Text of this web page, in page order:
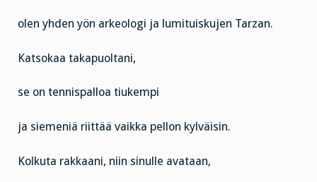
olen yhden yön arkeologi ja lumituiskujen Tarzan.
Katsokaa takapuoltani,
se on tennispalloa tiukempi
ja siemeniä riittää vaikka pellon kylväisin.
Kolkuta rakkaani, niin sinulle avataan,